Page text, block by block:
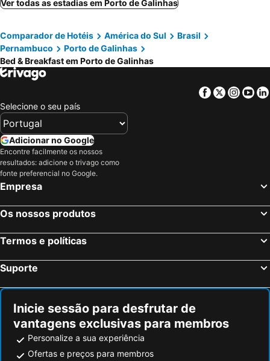
Ver todas as estadias em Porto de Galinhas
Comparador de Hotéis América do Sul
Brasil
Pernambuco
Porto de Galinhas
Bed & Breakfast em Porto de Galinhas
Facebook
Twitter
Selecione o seu país
Adicionar no Google
Encontre facilmente os nossos
resultados: adicione o trivago como
fonte preferencial no Google.
Empresa
Os nossos produtos
Termos e políticas
Suporte
Inicie sessão para desfrutar de
vantagens exclusivas para membros
Personalize a sua experiência
Ofertas e preços para membros